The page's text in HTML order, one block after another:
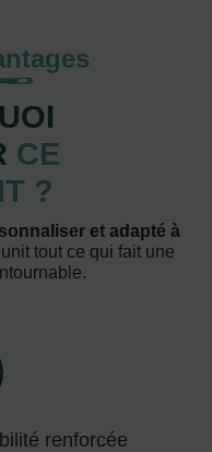
CE
?
et adapté à
tout ce qui fait une
renforcée